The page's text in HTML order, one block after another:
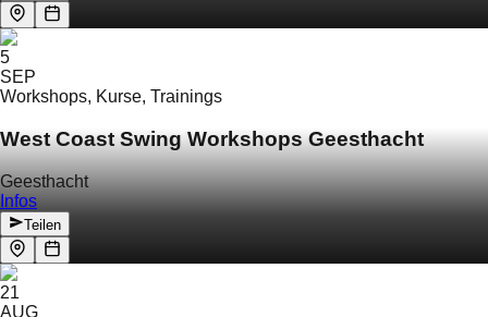
5
SEP
Workshops, Kurse, Trainings
West Coast Swing Workshops Geesthacht
Geesthacht
Infos
Teilen
21
AUG